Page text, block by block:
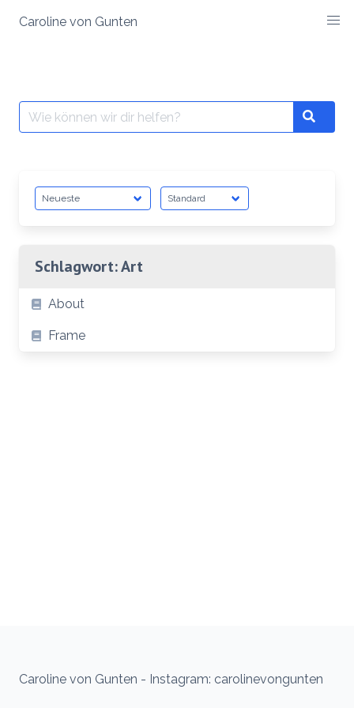
InhaltCaroline von Gunten
Suche
nach:
Search
Schlagwort:Art
About
Frame
Caroline von Gunten - Instagram: carolinevongunten